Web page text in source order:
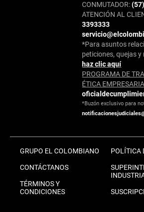
CONMUTADOR:
ATENCIÓN AL
3393333
*Para asuntos
peticiones, quejas y
haz clic aquí
PROGRAMA DE
ÉTICA
*Buzón exclusivo para
GRUPO EL COLOMBIANO
CONTÁCTANOS
TÉRMINOS Y
CONDICIONES
POLÍTICA